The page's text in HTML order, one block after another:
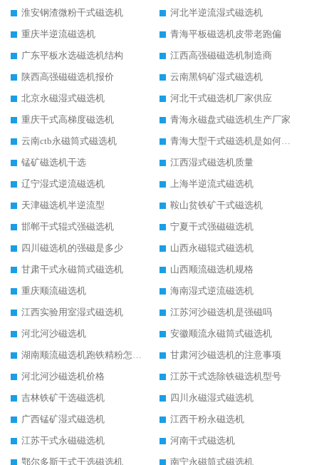
淮安钢渣微粉干式磁选机
河北半逆流湿式磁选机
重庆半逆流磁选机
青海平板磁选机皮带老跑偏
广东平板水选磁选机结构
江西高强磁磁选机制造商
陕西高强磁磁选机报价
云南黑钨矿湿式磁选机
北京永磁湿式磁选机
河北干式磁选机厂家供应
重庆干式高梯度磁选机
青海永磁盘式磁选机生产厂家
云南ctb永磁筒式磁选机
青海大型干式磁选机是如何选矿的
锰矿磁选机干选
江西湿式磁选机质量
辽宁湿式逆流磁选机
上海半逆流式磁选机
天津磁选机半逆流型
鞍山贫铁矿干式磁选机
邯郸干式辊式强磁选机
宁夏干式强磁磁选机
四川磁选机的强磁是多少
山西永磁辊式磁选机
甘肃干式永磁筒式磁选机
山西顺流磁选机规格
重庆顺流磁选机
海南湿式逆流磁选机
江西实验用室湿式磁选机
江苏河沙磁选机是强磁吗
河北河沙磁选机
安徽顺流永磁筒式磁选机
湖南顺流磁选机跑铁精粉怎么处理
甘肃河沙磁选机的注意事项
河北河沙磁选机价格
江苏干式选除铁磁选机型号
吉林铁矿干选磁选机
四川永磁湿式磁选机
广西锰矿湿式磁选机
江西干粉永磁选机
江苏干式永磁磁选机
河南干式磁选机
鄂尔多斯干式干选磁选机
南宁永磁筒式磁选机